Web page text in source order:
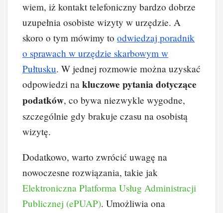
wiem, iż kontakt telefoniczny bardzo dobrze
uzupełnia osobiste wizyty w urzędzie. A
skoro o tym mówimy to odwiedzaj poradnik
o sprawach w urzędzie skarbowym w
Pułtusku. W jednej rozmowie można uzyskać
odpowiedzi na kluczowe pytania dotyczące
podatków, co bywa niezwykle wygodne,
szczególnie gdy brakuje czasu na osobistą
wizytę.
Dodatkowo, warto zwrócić uwagę na
nowoczesne rozwiązania, takie jak
Elektroniczna Platforma Usług Administracji
Publicznej (ePUAP). Umożliwia ona